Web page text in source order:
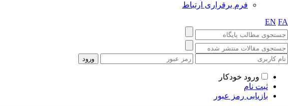
فرم برقراری ارتباط
EN FA
ورود خودکار
ثبت نام
بازیابی رمز عبور